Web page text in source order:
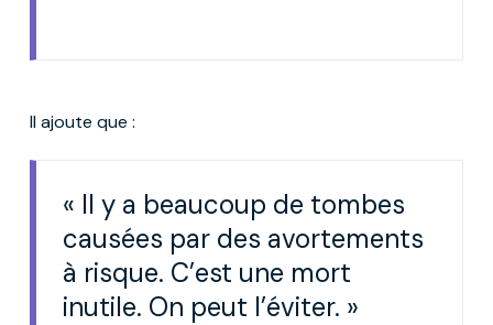
Il ajoute que :
« Il y a beaucoup de tombes
causées par des avortements
à risque. C’est une mort
inutile. On peut l’éviter. »